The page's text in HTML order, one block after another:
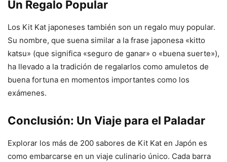
Un Regalo Popular
Los Kit Kat japoneses también son un regalo muy popular.
Su nombre, que suena similar a la frase japonesa «kitto
katsu» (que significa «seguro de ganar» o «buena suerte»),
ha llevado a la tradición de regalarlos como amuletos de
buena fortuna en momentos importantes como los
exámenes.
Conclusión: Un Viaje para el Paladar
Explorar los más de 200 sabores de Kit Kat en Japón es
como embarcarse en un viaje culinario único. Cada barra